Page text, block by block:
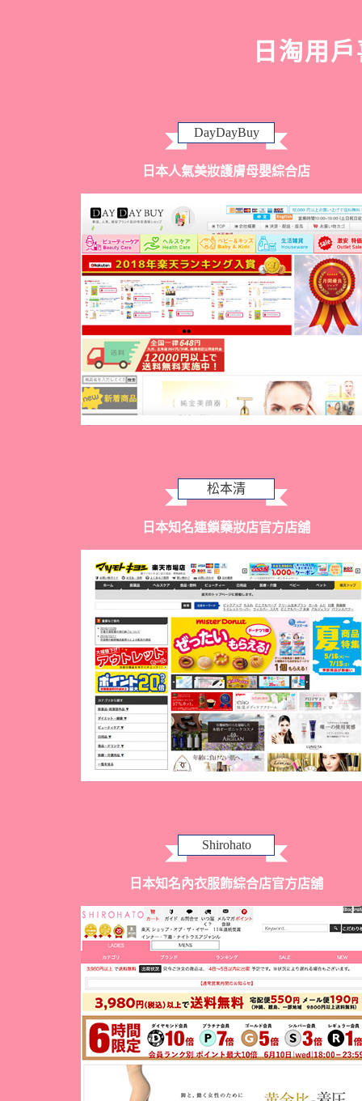
日淘用
DayDayBuy
日本人氣美妝護膚母嬰綜合店
松本清
日本知名連鎖藥妝店官方店舖
Shirohato
日本知名內衣服飾綜合店官方店舖